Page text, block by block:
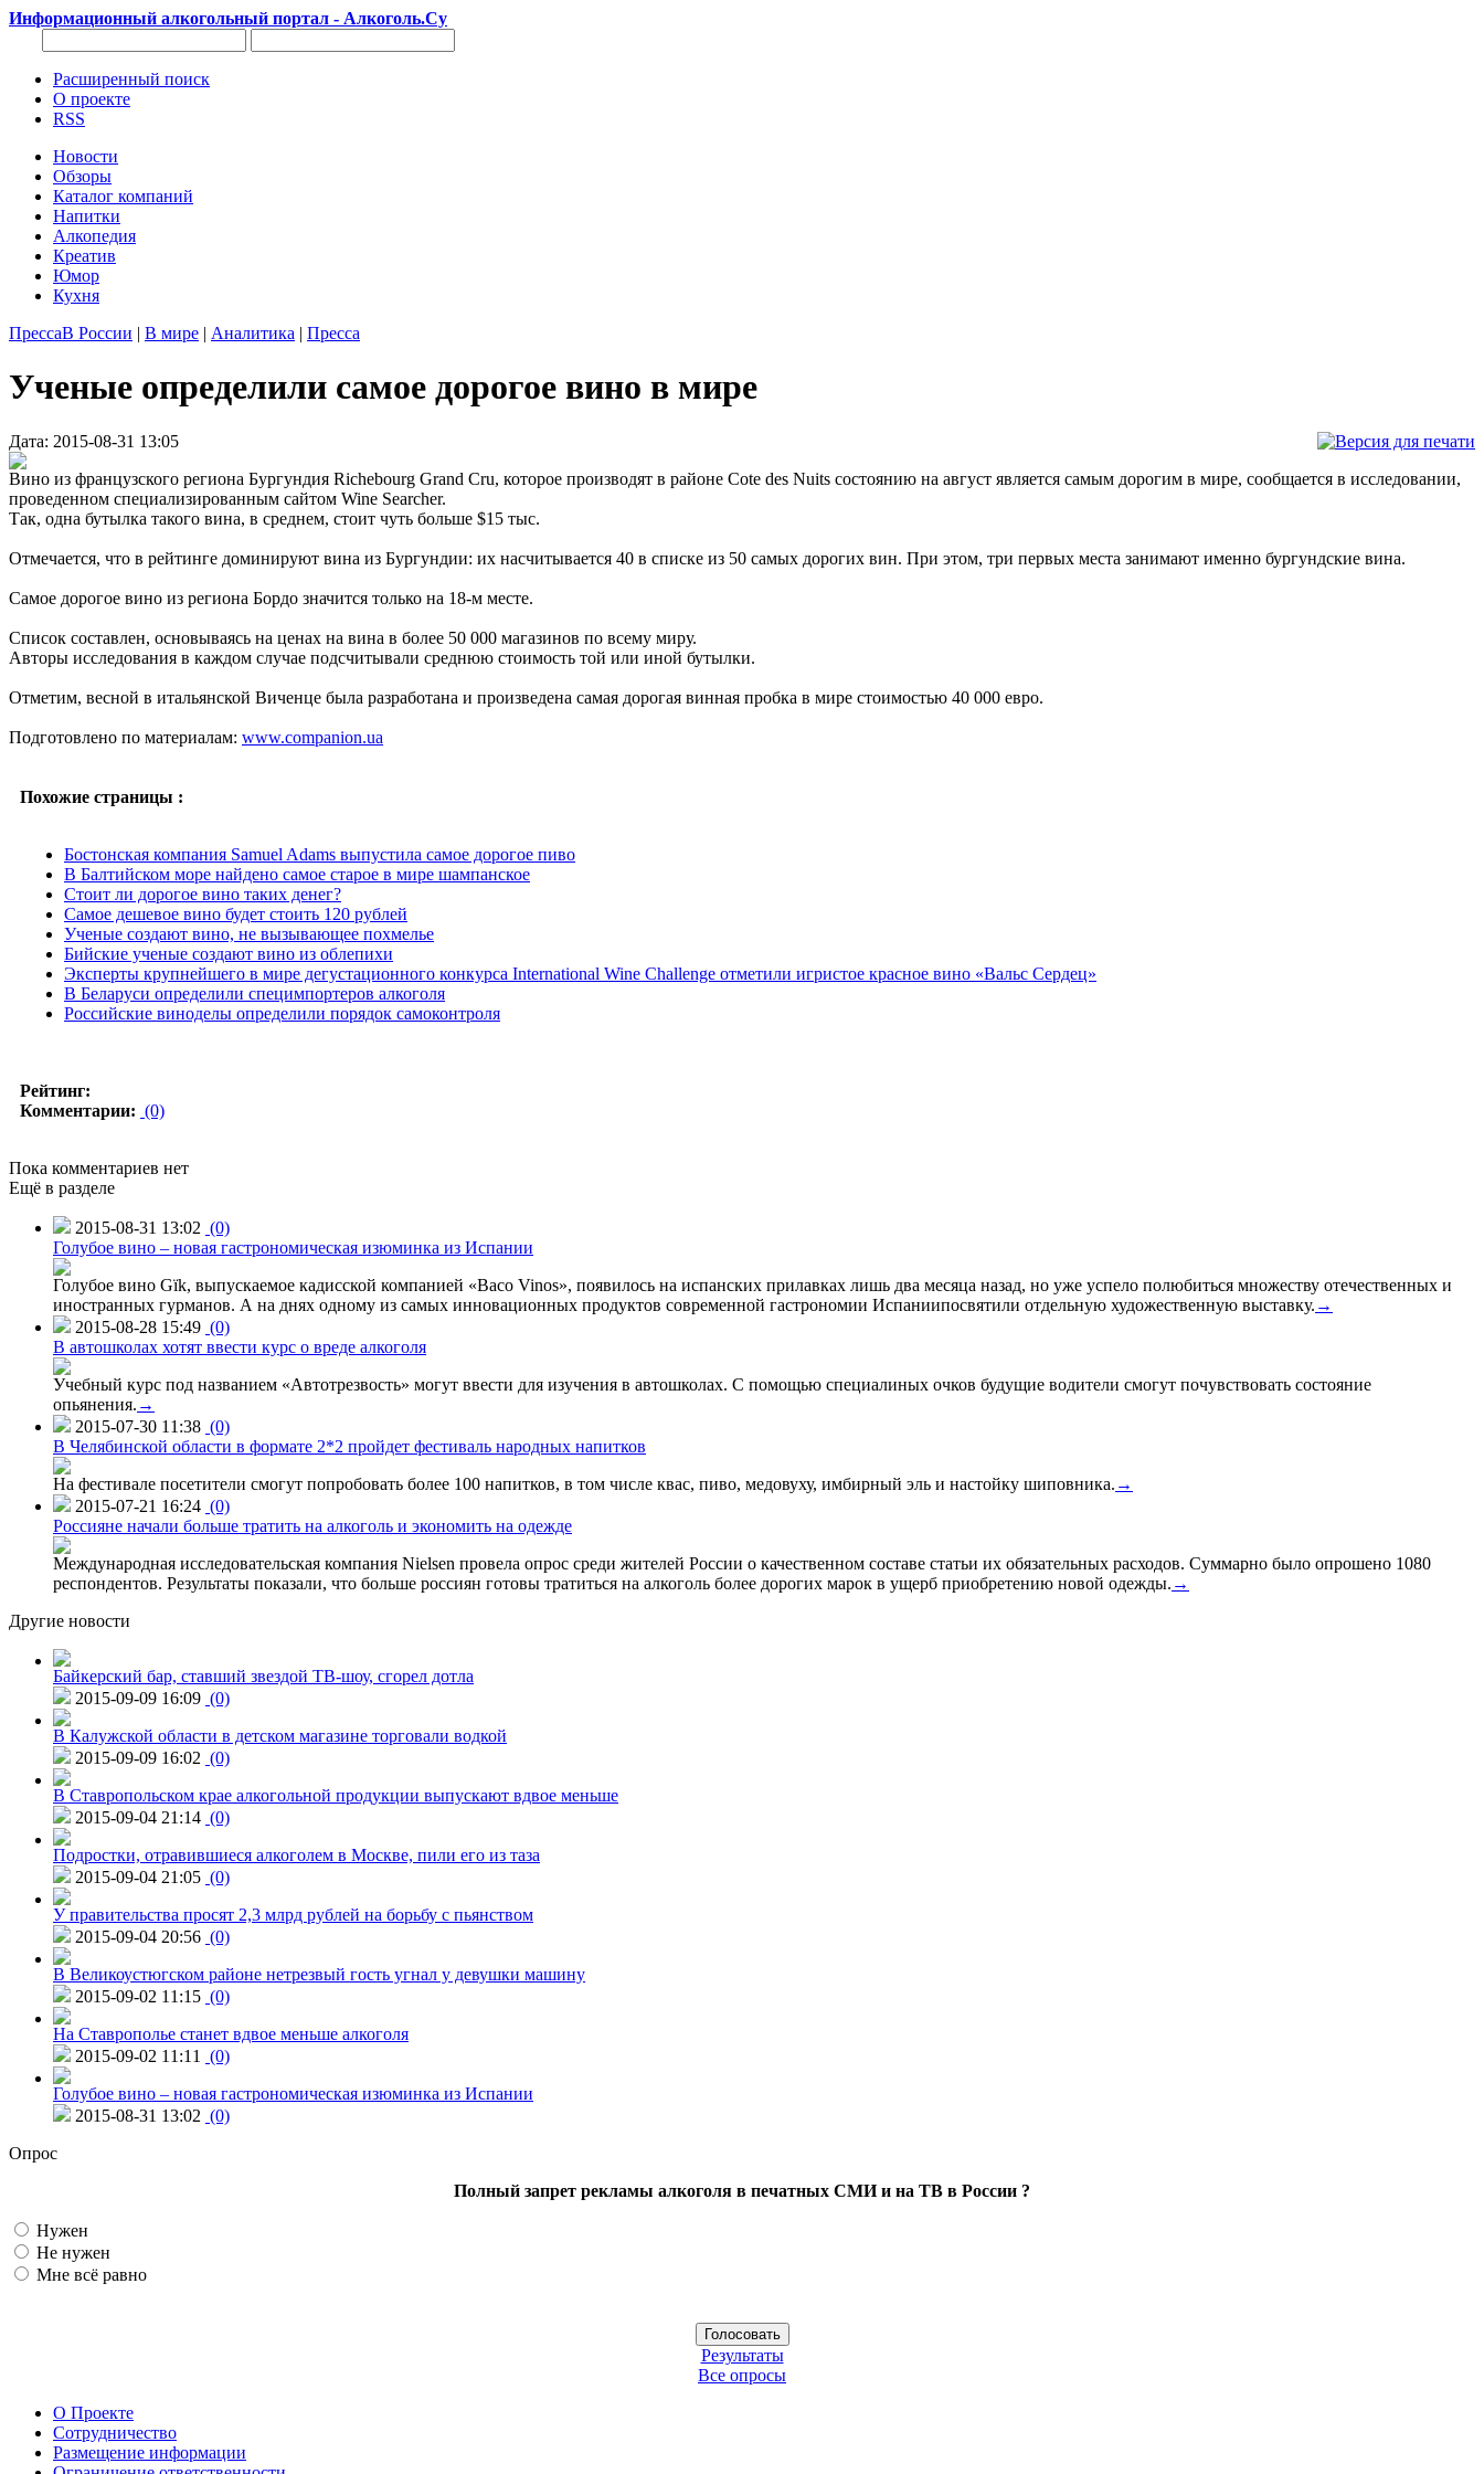
Информационный алкогольный портал - Алкоголь.Су
Расширенный поиск
О проекте
RSS
Новости
Обзоры
Каталог компаний
Напитки
Алкопедия
Креатив
Юмор
Кухня
ПрессаВ России | В мире | Аналитика | Пресса
Ученые определили самое дорогое вино в мире
Дата: 2015-08-31 13:05
Вино из французского региона Бургундия Richebourg Grand Cru, которое производят в районе Cote des Nuits состоянию на август является самым дорогим в мире, сообщается в исследовании,
проведенном специализированным сайтом Wine Searcher.
Так, одна бутылка такого вина, в среднем, стоит чуть больше $15 тыс.
Отмечается, что в рейтинге доминируют вина из Бургундии: их насчитывается 40 в списке из 50 самых дорогих вин. При этом, три первых места занимают именно бургундские вина.
Самое дорогое вино из региона Бордо значится только на 18-м месте.
Список составлен, основываясь на ценах на вина в более 50 000 магазинов по всему миру.
Авторы исследования в каждом случае подсчитывали среднюю стоимость той или иной бутылки.
Отметим, весной в итальянской Виченце была разработана и произведена самая дорогая винная пробка в мире стоимостью 40 000 евро.
Подготовлено по материалам: www.companion.ua
Похожие страницы :
Боcтонская компания Samuel Adams выпустила самое дорогое пиво
В Балтийском море найдено самое старое в мире шампанское
Стоит ли дорогое вино таких денег?
Самое дешевое вино будет стоить 120 рублей
Ученые создают вино, не вызывающее похмелье
Бийские ученые создают вино из облепихи
Эксперты крупнейшего в мире дегустационного конкурса International Wine Challenge отметили игристое красное вино «Вальс Сердец»
В Беларуси определили специмпортеров алкоголя
Российские виноделы определили порядок самоконтроля
Рейтинг:
Комментарии: (0)
Пока комментариев нет
Ещё в разделе
2015-08-31 13:02 (0)
Голубое вино – новая гастрономическая изюминка из Испании
Голубое вино Gïk, выпускаемое кадисской компанией «Baco Vinos», появилось на испанских прилавках лишь два месяца назад, но уже успело полюбиться множеству отечественных и
иностранных гурманов. А на днях одному из самых инновационных продуктов современной гастрономии Испаниипосвятили отдельную художественную выставку. →
2015-08-28 15:49 (0)
В автошколах хотят ввести курс о вреде алкоголя
Учебный курс под названием «Автотрезвость» могут ввести для изучения в автошколах. С помощью специалиных очков будущие водители смогут почувствовать состояние
опьянения. →
2015-07-30 11:38 (0)
В Челябинской области в формате 2*2 пройдет фестиваль народных напитков
На фестивале посетители смогут попробовать более 100 напитков, в том числе квас, пиво, медовуху, имбирный эль и настойку шиповника. →
2015-07-21 16:24 (0)
Россияне начали больше тратить на алкоголь и экономить на одежде
Международная исследовательская компания Nielsen провела опрос среди жителей России о качественном составе статьи их обязательных расходов. Суммарно было опрошено 1080
респондентов. Результаты показали, что больше россиян готовы тратиться на алкоголь более дорогих марок в ущерб приобретению новой одежды. →
Другие новости
Байкерский бар, ставший звездой ТВ-шоу, сгорел дотла
2015-09-09 16:09 (0)
В Калужской области в детском магазине торговали водкой
2015-09-09 16:02 (0)
В Ставропольском крае алкогольной продукции выпускают вдвое меньше
2015-09-04 21:14 (0)
Подростки, отравившиеся алкоголем в Москве, пили его из таза
2015-09-04 21:05 (0)
У правительства просят 2,3 млрд рублей на борьбу с пьянством
2015-09-04 20:56 (0)
В Великоустюгском районе нетрезвый гость угнал у девушки машину
2015-09-02 11:15 (0)
На Ставрополье станет вдвое меньше алкоголя
2015-09-02 11:11
(0)
Голубое вино – новая гастрономическая изюминка из Испании
2015-08-31 13:02 (0)
Опрос
Полный запрет рекламы алкоголя в печатных СМИ и на ТВ в России ?
Нужен
Не нужен
Мне всё равно
Результаты
Все опросы
О Проекте
Сотрудничество
Размещение информации